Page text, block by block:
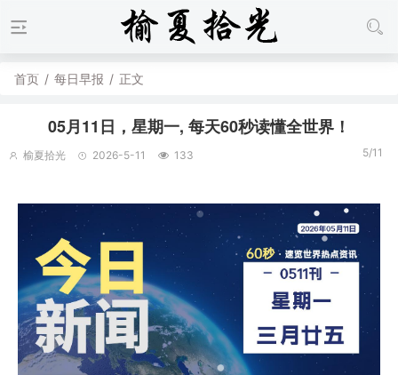
首页 / 每日早报 / 正文
05月11日，星期一, 每天60秒读懂全世界！
榆夏拾光 2026-5-11 133 5/11